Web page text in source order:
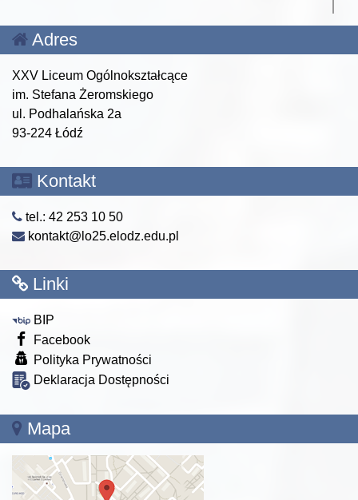
Adres
XXV Liceum Ogólnokształcące
im. Stefana Żeromskiego
ul. Podhalańska 2a
93-224 Łódź
Kontakt
tel.: 42 253 10 50
kontakt@lo25.elodz.edu.pl
Linki
BIP
Facebook
Polityka Prywatności
Deklaracja Dostępności
Mapa